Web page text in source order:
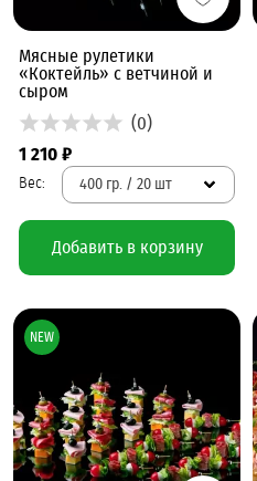
Мясные рулетики
«Коктейль» с ветчиной и
сыром
(0)
1 210 ₽
400 гр. / 20 шт
Добавить в корзину
NEW